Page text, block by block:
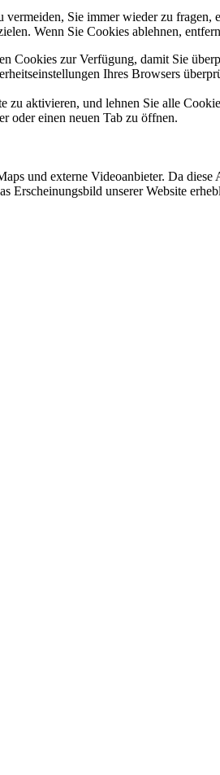
Sie immer wieder zu
Wenn Sie Cookies ablehnen,
Cookies zur Verfügung, damit Sie
Ihres Browsers
aktivieren, und lehnen Sie alle
oder einen neuen Tab zu öffnen.
und externe Videoanbieter. Da
Erscheinungsbild unserer Website